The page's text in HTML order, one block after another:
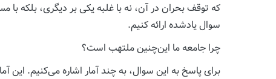
که توقف بحران در آن، نه با غلبه یکی بر دیگری، بلکه
سوال یادشده ارائه کنیم.
چرا جامعه ما این‌چنین ملتهب است؟
برای پاسخ به این سوال، به چند آمار اشاره می‌کنیم.